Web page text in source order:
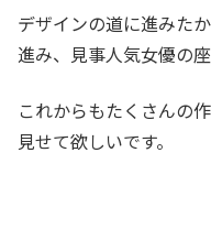
デザインの道に進みた
進み、見事人気女優の
これからもたくさんの
見せて欲しいです。